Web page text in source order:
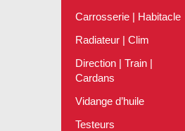
Carrosserie | Habitacle
Radiateur | Clim
Direction | Train |
Cardans
Vidange d’huile
Testeurs